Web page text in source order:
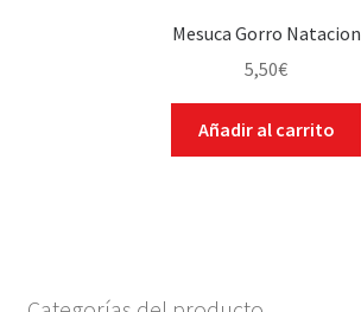
Mesuca Gorro Natacion
5,50€
Añadir al carrito